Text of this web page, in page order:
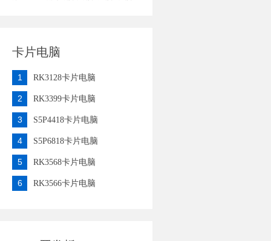
卡片电脑
1 RK3128卡片电脑
2 RK3399卡片电脑
3 S5P4418卡片电脑
4 S5P6818卡片电脑
5 RK3568卡片电脑
6 RK3566卡片电脑